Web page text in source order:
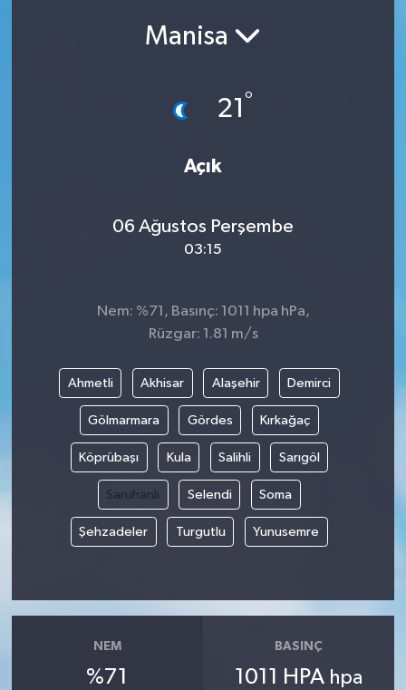
Manisa
21 °
Açık
06 Ağustos Perşembe
03:15
Nem: %71, Basınç: 1011 hpa hPa,
Rüzgar: 1.81 m/s
Ahmetli Akhisar Alaşehir Demirci
Gölmarmara Gördes Kırkağaç
Köprübaşı Kula Salihli Sarıgöl
Saruhanlı Selendi Soma
Şehzadeler Turgutlu Yunusemre
NEM
%71
BASINÇ
1011 HPA hpa